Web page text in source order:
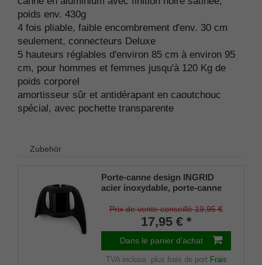
poids env. 430g
4 fois pliable, faible encombrement d'env. 30 cm
seulement, connecteurs Deluxe
5 hauteurs réglables d'environ 85 cm à environ 95
cm, pour hommes et femmes jusqu'à 120 Kg de
poids corporel
amortisseur sûr et antidérapant en caoutchouc
spécial, avec pochette transparente
Zubehör
Porte-canne design INGRID
acier inoxydable, porte-canne
22mm), caoutchouc souple
Prix de vente conseillé 19,95 €
17,95 € *
Dans le panier d'achat
TVA incluse. plus frais de port Frais